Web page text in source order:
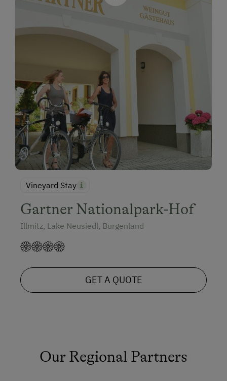
Vineyard Stay
Gartner Nationalpark-Hof
Illmitz, Lake Neusiedl, Burgenland
GET A QUOTE
Our Regional Partners